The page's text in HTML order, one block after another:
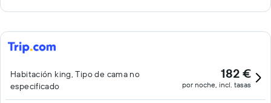
Habitación king, Tipo de cama no
especificado
182 €
por noche, incl. tasas